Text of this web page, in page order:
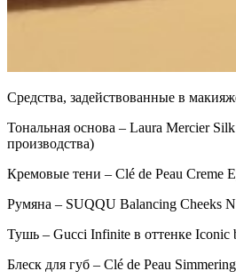
Средства, задействованные в
Тональная основа – Laura Mercier
производства)
Кремовые тени – Clé de Peau Creme
Румяна – SUQQU Balancing Cheeks
Тушь – Gucci Infinite в оттенке Iconic
Блеск для губ – Clé de Peau